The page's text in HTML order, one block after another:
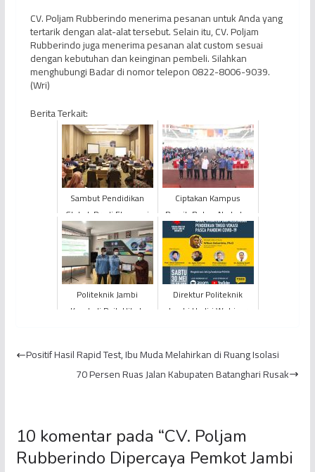
CV. Poljam Rubberindo menerima pesanan untuk Anda yang
tertarik dengan alat-alat tersebut. Selain itu, CV. Poljam
Rubberindo juga menerima pesanan alat custom sesuai
dengan kebutuhan dan keinginan pembeli. Silahkan
menghubungi Badar di nomor telepon 0822-8006-9039.
(Wri)
Berita Terkait:
Sambut Pendidikan
Global, Prodi Ekonomi
Pembangunan UNJA
Lakukan Proses Visitasi
Akre...
Ciptakan Kampus
Bersih Bebas Narkoba,
Ratusan Karyawan dan
Dosen Serta Pimpinan
UNJA ...
Politeknik Jambi
Kembali Raih Hibah
Direktur Politeknik
Jambi Hadiri Webinar
Keb...
Positif Hasil Rapid Test, Ibu Muda Melahirkan di Ruang Isolasi
70 Persen Ruas Jalan Kabupaten Batanghari Rusak
10 komentar pada “CV. Poljam
Rubberindo Dipercaya Pemkot Jambi